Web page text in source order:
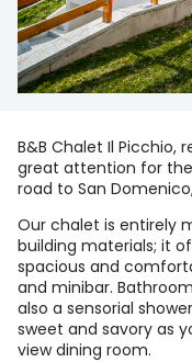
B&B Chalet Il
great attention for
road to San
Our chalet is entirely
building materials; it
spacious and
and minibar.
also a sensorial
sweet and savory as
view dining room.